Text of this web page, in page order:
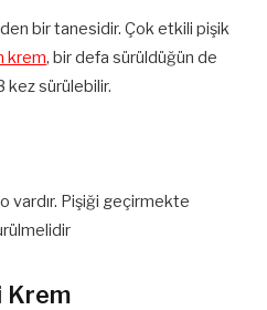
bir tanesidir. Çok etkili pişik
krem, bir defa sürüldüğün de
kez sürülebilir.
vardır. Pişiği geçirmekte
Krem